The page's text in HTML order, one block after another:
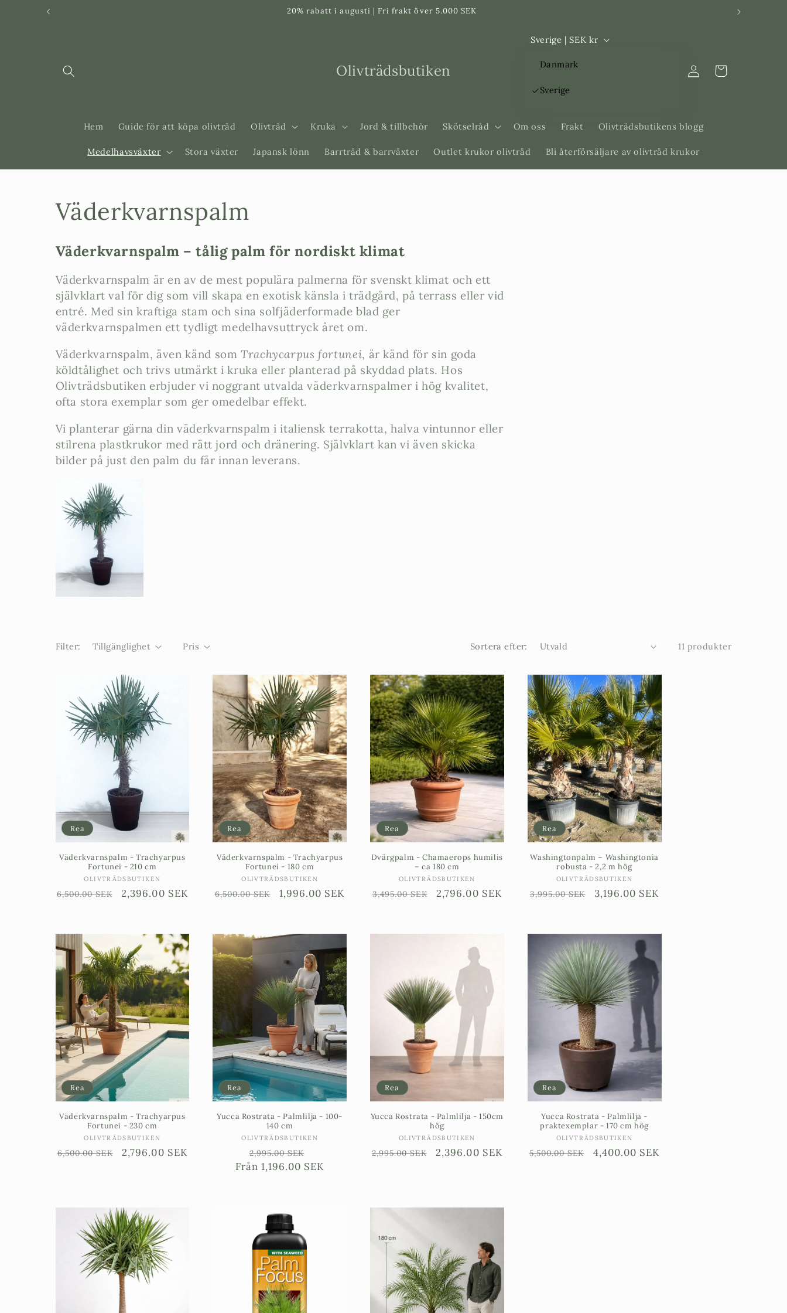
Svenska 20% rabatt i augusti | Fri frakt över 5.000 SEK
Olivträdsbutiken
Hem Guide för att köpa olivträd Olivträd Kruka Jord & tillbehör Skötselråd Om oss Frakt Olivträdsbutikens blogg
Medelhavsväxter Stora växter Japansk lönn Barrträd & barrväxter Outlet krukor olivträd Bli återförsäljare av olivträd krukor
L
R
e
Sverige | SEK kr
Danmark
Sverige
Logga
in
Varukorg
P
r
o
d
u
k
t
s
e
:
Väderkvarnspalm
Väderkvarnspalm – tålig palm för nordiskt klimat
Väderkvarnspalm är en av de mest populära palmerna för svenskt klimat och ett
självklart val för dig som vill skapa en exotisk känsla i trädgård, på terrass eller vid
entré. Med sin kraftiga stam och sina solfjäderformade blad ger
väderkvarnspalmen ett tydligt medelhavsuttryck året om.
Väderkvarnspalm, även känd somTrachycarpus fortunei, är känd för sin goda
köldtålighet och trivs utmärkt i kruka eller planterad på skyddad plats. Hos
Olivträdsbutiken erbjuder vi noggrant utvalda väderkvarnspalmer i hög kvalitet,
ofta stora exemplar som ger omedelbar effekt.
Vi planterar gärna din väderkvarnspalm i italiensk terrakotta, halva vintunnor eller
stilrena plastkrukor med rätt jord och dränering. Självklart kan vi även skicka
bilder på just den palm du får innan leverans.
Filter: Tillgänglighet Pris Sortera efter: 11 produkter
Rea
Väderkvarnspalm - Trachyarpus
Fortunei - 210 cm
Säljare:
OLIVTRÄDSBUTIKEN
Ordinarie
6,500.00 SEK Försäljningspris
2,396.00 SEK
Rea
Väderkvarnspalm - Trachyarpus
Fortunei - 180 cm
Säljare:
OLIVTRÄDSBUTIKEN
Ordinarie
6,500.00 SEK Försäljningspris
1,996.00 SEK
Rea
Dvärgpalm - Chamaerops humilis
– ca 180 cm
Säljare:
OLIVTRÄDSBUTIKEN
Ordinarie
3,495.00 SEK Försäljningspris
2,796.00 SEK
Rea
Washingtonpalm – Washingtonia
robusta - 2,2 m hög
Säljare:
OLIVTRÄDSBUTIKEN
Ordinarie
3,995.00 SEK Försäljningspris
3,196.00 SEK
Rea
Väderkvarnspalm - Trachyarpus
Fortunei - 230 cm
Säljare:
OLIVTRÄDSBUTIKEN
Ordinarie
6,500.00 SEK Försäljningspris
2,796.00 SEK
Rea
Yucca Rostrata - Palmlilja - 100-
140 cm
Säljare:
OLIVTRÄDSBUTIKEN
Ordinarie
pris
2,995.00 SEK
Försäljningspris
Från 1,196.00 SEK
Rea
Yucca Rostrata - Palmlilja - 150cm
hög
Säljare:
OLIVTRÄDSBUTIKEN
Ordinarie
2,995.00 SEK Försäljningspris
2,396.00 SEK
Rea
Yucca Rostrata - Palmlilja -
praktexemplar - 170 cm hög
Säljare:
OLIVTRÄDSBUTIKEN
Ordinarie
5,500.00 SEK Försäljningspris
4,400.00 SEK